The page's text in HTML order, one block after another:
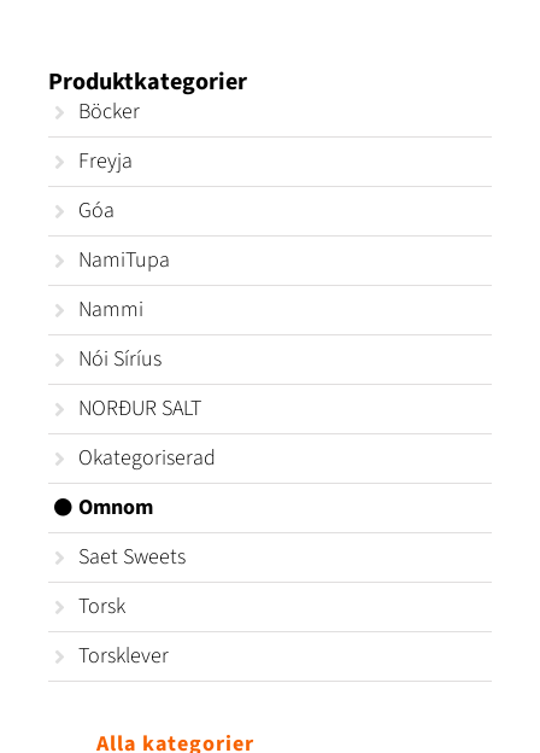
Produktkategorier
Böcker
Freyja
Góa
NamiTupa
Nammi
Nói Síríus
NORÐUR SALT
Okategoriserad
Omnom
Saet Sweets
Torsk
Torsklever
Alla kategorier